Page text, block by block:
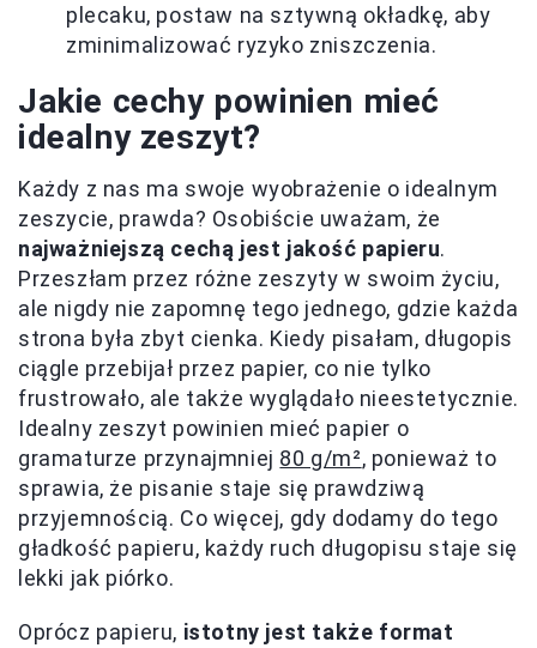
plecaku, postaw na sztywną okładkę, aby
zminimalizować ryzyko zniszczenia.
Jakie cechy powinien mieć
idealny zeszyt?
Każdy z nas ma swoje wyobrażenie o idealnym
zeszycie, prawda? Osobiście uważam, że
najważniejszą cechą jest jakość papieru.
Przeszłam przez różne zeszyty w swoim życiu,
ale nigdy nie zapomnę tego jednego, gdzie każda
strona była zbyt cienka. Kiedy pisałam, długopis
ciągle przebijał przez papier, co nie tylko
frustrowało, ale także wyglądało nieestetycznie.
Idealny zeszyt powinien mieć papier o
gramaturze przynajmniej 80 g/m², ponieważ to
sprawia, że pisanie staje się prawdziwą
przyjemnością. Co więcej, gdy dodamy do tego
gładkość papieru, każdy ruch długopisu staje się
lekki jak piórko.
Oprócz papieru, istotny jest także format